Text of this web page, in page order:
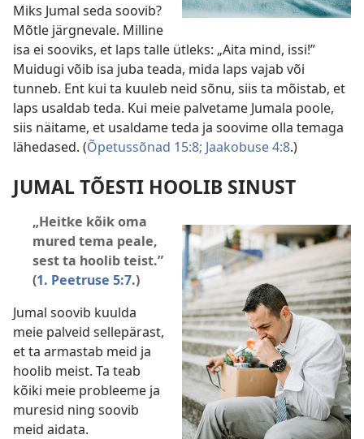
Miks Jumal seda soovib?
Mõtle järgnevale. Milline
isa ei sooviks, et laps talle ütleks: „Aita mind, issi!”
Muidugi võib isa juba teada, mida laps vajab või
tunneb. Ent kui ta kuuleb neid sõnu, siis ta mõistab, et
laps usaldab teda. Kui meie palvetame Jumala poole,
siis näitame, et usaldame teda ja soovime olla temaga
lähedased. (Õpetussõnad 15:8; Jaakobuse 4:8.)
JUMAL TÕESTI HOOLIB SINUST
„Heitke kõik oma
mured tema peale,
sest ta hoolib teist.”
(1. Peetruse 5:7.)
Jumal soovib kuulda
meie palveid sellepärast,
et ta armastab meid ja
hoolib meist. Ta teab
kõiki meie probleeme ja
muresid ning soovib
meid aidata.